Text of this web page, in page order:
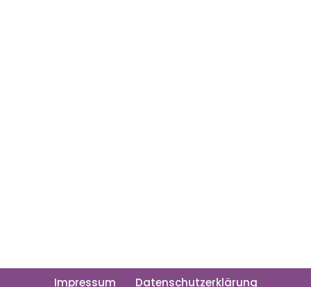
Impressum Datenschutzerklärung